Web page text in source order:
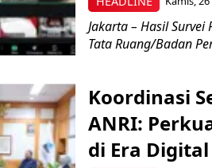
Jakarta – Hasil
Tata Ruang/Badan
Koordinasi
ANRI:
di Era Digital